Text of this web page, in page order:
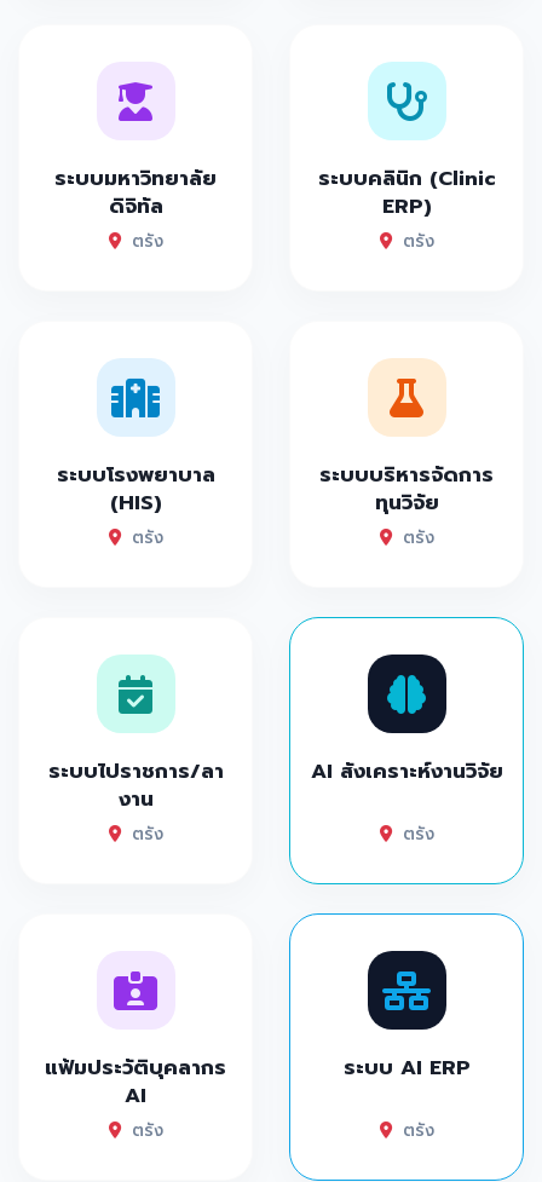
ระบบมหาวิทยาลัย
ดิจิทัล
ตรัง
ระบบคลินิก (Clinic
ERP)
ตรัง
ระบบโรงพยาบาล
(HIS)
ตรัง
ระบบบริหารจัดการ
ทุนวิจัย
ตรัง
ระบบไปราชการ/ลา
งาน
ตรัง
AI สังเคราะห์งานวิจัย
ตรัง
แฟ้มประวัติบุคลากร
AI
ตรัง
ระบบ AI ERP
ตรัง